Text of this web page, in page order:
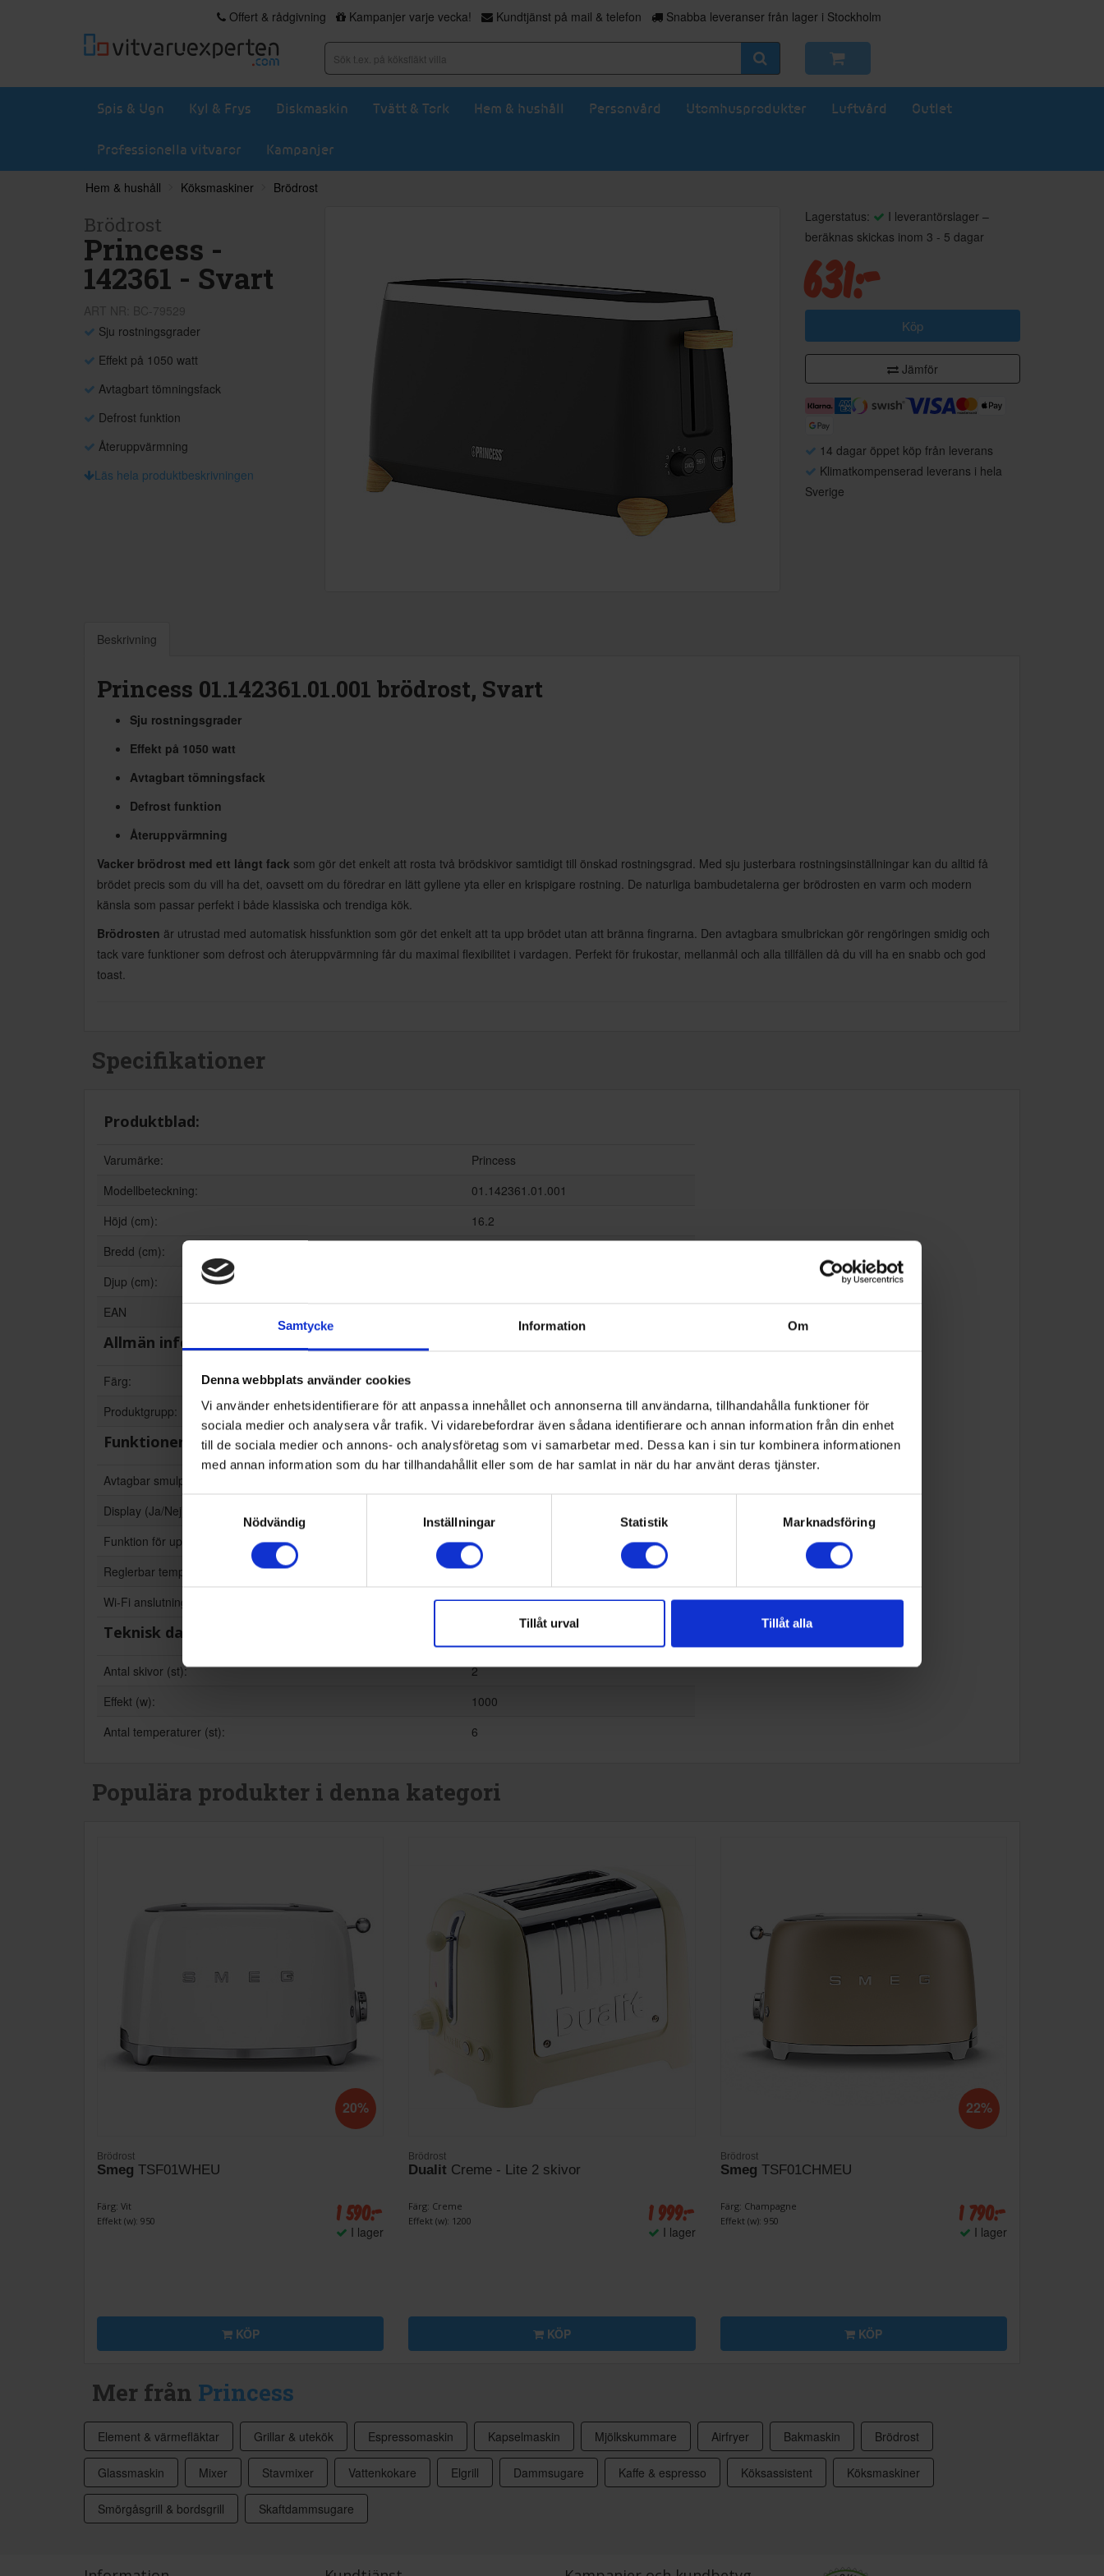
Samtycke Information Om
Denna webbplats använder cookies
Vi använder enhetsidentifierare för att anpassa innehållet och annonserna till användarna, tillhandahålla funktioner för
sociala medier och analysera vår trafik. Vi vidarebefordrar även sådana identifierare och annan information från din enhet
till de sociala medier och annons- och analysföretag som vi samarbetar med. Dessa kan i sin tur kombinera informationen
med annan information som du har tillhandahållit eller som de har samlat in när du har använt deras tjänster.
Nödvändig
Inställningar Statistik Marknadsföring
Tillåt urval Tillåt alla
Offert & rådgivning Kampanjer varje vecka! Kundtjänst på mail & telefon Snabba leveranser från lager i Stockholm
Spis & Ugn Kyl & Frys Diskmaskin Tvätt & Tork Hem & hushåll Personvård Utomhusprodukter Luftvård Outlet
Professionella vitvaror Kampanjer
Hem & hushåll Köksmaskiner Brödrost
Brödrost
Princess -
142361 - Svart
Sju rostningsgrader
Effekt på 1050 watt
Avtagbart tömningsfack
Defrost funktion
Återuppvärmning
Läs hela produktbeskrivningen
Lagerstatus:
I leverantörslager –
beräknas skickas inom 3 - 5 dagar
631:-
Köp
Jämför
14 dagar öppet köp från leverans
Klimatkompenserad leverans i hela
Sverige
Beskrivning
Princess 01.142361.01.001 brödrost, Svart
Sju rostningsgrader
Effekt på 1050 watt
Avtagbart tömningsfack
Defrost funktion
Återuppvärmning
Vacker brödrost med ett långt fack som gör det enkelt att rosta två brödskivor samtidigt till önskad rostningsgrad. Med sju justerbara rostningsinställningar kan du alltid få
brödet precis som du vill ha det, oavsett om du föredrar en lätt gyllene yta eller en krispigare rostning. De naturliga bambudetalerna ger brödrosten en varm och modern
känsla som passar perfekt i både klassiska och trendiga kök.
Brödrosten är utrustad med automatisk hissfunktion som gör det enkelt att ta upp brödet utan att bränna fingrarna. Den avtagbara smulbrickan gör rengöringen smidig och
tack vare funktioner som defrost och återuppvärmning får du maximal flexibilitet i vardagen. Perfekt för frukostar, mellanmål och alla tillfällen då du vill ha en snabb och god
toast.
Specifikationer
Produktblad:
Varumärke:
Princess
Modellbeteckning:
01.142361.01.001
Höjd (cm):
16.2
Bredd (cm):
Djup (cm):
EAN
Allmän information
Färg:
Produktgrupp:
Brödrost
Funktioner och egenskaper
Avtagbar smulplatta (Ja/Nej):
Display (Ja/Nej):
Funktion för upptining (Ja/Nej):
Nej
Reglerbar temperatur (Ja/Nej):
Ja
Wi-Fi anslutning (Ja/Nej):
Nej
Teknisk data
Antal skivor (st):
2
Effekt (w):
1000
Antal temperaturer (st):
6
Populära produkter i denna kategori
20%
Brödrost
Smeg TSF01WHEU
Färg: Vit
Effekt (w): 950
1 590:-
I lager
KÖP
Brödrost
Dualit Creme - Lite 2 skivor
Färg: Creme
Effekt (w): 1200
1 999:-
I lager
KÖP
22%
Brödrost
Smeg TSF01CHMEU
Färg: Champagne
Effekt (w): 950
1 790:-
I lager
KÖP
Mer från Princess
Element & värmefläktar Grillar & utekök Espressomaskin Kapselmaskin Mjölkskummare Airfryer Bakmaskin Brödrost
Glassmaskin Mixer Stavmixer Vattenkokare Elgrill Dammsugare Kaffe & espresso Köksassistent Köksmaskiner
Smörgåsgrill & bordsgrill Skaftdammsugare